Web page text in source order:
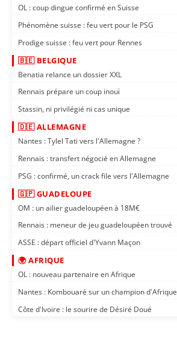
OL : coup dingue confirmé en Suisse
Phénomène suisse : feu vert pour le PSG
Prodige suisse : feu vert pour Rennes
🇧🇪 BELGIQUE
Benatia relance un dossier XXL
Rennais prépare un coup inouï
Stassin, ni privilégié ni cas unique
🇩🇪 ALLEMAGNE
Nantes : Tylel Tati vers l'Allemagne ?
Rennais : transfert négocié en Allemagne
PSG : confirmé, un crack file vers l'Allemagne
🇬🇵 GUADELOUPE
OM : un ailier guadeloupéen à 18M€
Rennais : meneur de jeu guadeloupéen trouvé
ASSE : départ officiel d'Yvann Maçon
🌍 AFRIQUE
OL : nouveau partenaire en Afrique
Nantes : Kombouaré sur un champion d'Afrique
Côte d'Ivoire : le sourire de Désiré Doué